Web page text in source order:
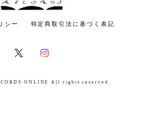
シー 特定商取引法に基づく表記
ONLINE All rights reserved.